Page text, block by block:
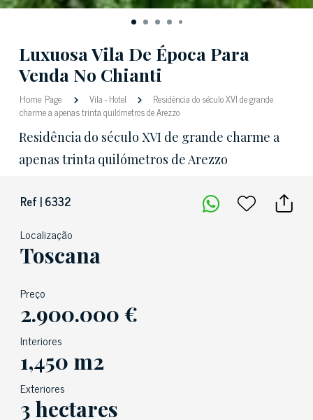
Luxuosa Vila De Época Para
Venda No Chianti
Home Page Vila-Hotel
Residência do século XVI de grande
charme a apenas trinta quilómetros de Arezzo
Residência do século XVI de grande charme a
apenas trinta quilómetros de Arezzo
Ref | 6332
Localização
Toscana
Preço
2.900.000 €
Interiores
1,450 m2
Exteriores
3 hectares